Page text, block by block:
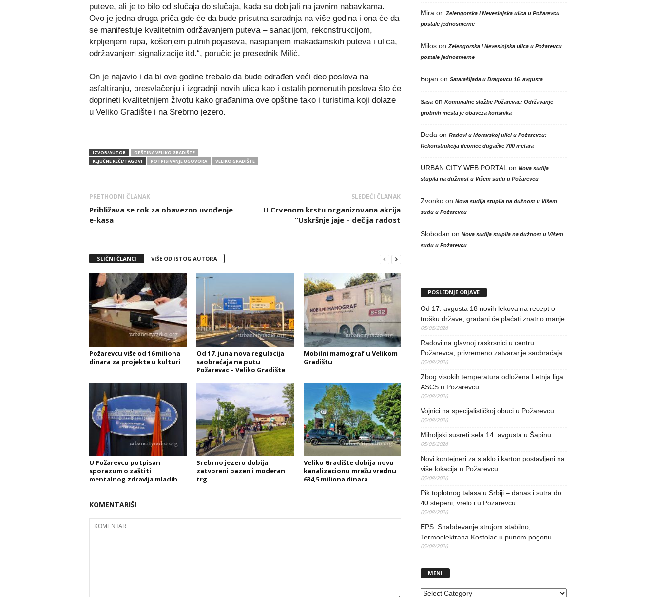
puteve, ali je to bilo od slučaja do slučaja, kada su dobijali na javnim nabavkama.
Ovo je jedna druga priča gde će da bude prisutna saradnja na više godina i ona će da
se manifestuje kvalitetnim održavanjem puteva – sanacijom, rekonstrukcijom,
krpljenjem rupa, košenjem putnih pojaseva, nasipanjem makadamskih puteva i ulica,
održavanjem signalizacije itd.“, poručio je presednik Milić.
On je najavio i da bi ove godine trebalo da bude odrađen veći deo poslova na
asfaltiranju, presvlačenju i izgradnji novih ulica kao i ostalih pomenutih poslova što će
doprineti kvalitetnijem životu kako građanima ove opštine tako i turistima koji dolaze
u Veliko Gradište i na Srebrno jezero.
IZVOR/AUTOR
OPŠTINA VELIKO GRADIŠTE
KLJUČNE REČI/TAGOVI
POTPISIVANJE UGOVORA VELIKO GRADIŠTE
PRETHODNI ČLANAK
Približava se rok za obavezno uvođenje
e-kasa
SLEDEĆI ČLANAK
U Crvenom krstu organizovana akcija
“Uskršnje jaje – dečija radost
SLIČNI ČLANCI VIŠE OD ISTOG AUTORA
Požarevcu više od 16 miliona
dinara za projekte u kulturi
Od 17. juna nova regulacija
saobraćaja na putu
Požarevac – Veliko Gradište
Mobilni mamograf u Velikom
Gradištu
U Požarevcu potpisan
sporazum o zaštiti
mentalnog zdravlja mladih
Srebrno jezero dobija
zatvoreni bazen i moderan
trg
Veliko Gradište dobija novu
kanalizacionu mrežu vrednu
634,5 miliona dinara
KOMENTARIŠI
Mira on Zelengorska i Nevesinjska ulica u Požarevcu
postale jednosmerne
Miloson Zelengorska i Nevesinjska ulica u Požarevcu
postale jednosmerne
Bojan on Satarašijada u Dragovcu 16. avgusta
Sasaon Komunalne službe Požarevac: Održavanje
grobnih mesta je obaveza korisnika
Deda on Radovi u Moravskoj ulici u Požarevcu:
Rekonstrukcija deonice dugačke 700 metara
URBAN CITY WEB PORTAL on Nova sudija
stupila na dužnost u Višem sudu u Požarevcu
Zvonkoon Nova sudija stupila na dužnost u Višem
sudu u Požarevcu
Slobodan on Nova sudija stupila na dužnost u Višem
sudu u Požarevcu
POSLEDNJE OBJAVE
Od 17. avgusta 18 novih lekova na recept o
trošku države, građani će plaćati znatno manje
05/08/2026
Radovi na glavnoj raskrsnici u centru
Požarevca, privremeno zatvaranje saobraćaja
05/08/2026
Zbog visokih temperatura odložena Letnja liga
ASCS u Požarevcu
05/08/2026
Vojnici na specijalističkoj obuci u Požarevcu
05/08/2026
Miholjski susreti sela 14. avgusta u Šapinu
05/08/2026
Novi kontejneri za staklo i karton postavljeni na
više lokacija u Požarevcu
05/08/2026
Pik toplotnog talasa u Srbiji – danas i sutra do
40 stepeni, vrelo i u Požarevcu
05/08/2026
EPS: Snabdevanje strujom stabilno,
Termoelektrana Kostolac u punom pogonu
05/08/2026
MENI
MENI